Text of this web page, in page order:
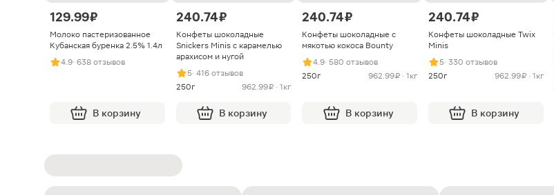
129.99 ₽
Молоко пастеризованное
Кубанская буренка 2.5% 1.4л
4.9· 638 отзывов
В корзину
240.74 ₽
Конфеты шоколадные
Snickers Minis с карамелью
арахисом и нугой
5· 416 отзывов
250г
962.99 ₽ · 1кг
В корзину
240.74 ₽
Конфеты шоколадные с
мякотью кокоса Bounty
4.9· 580 отзывов
250г
962.99 ₽ · 1кг
В корзину
240.74 ₽
Конфеты шоколадные Twix
Minis
5· 330 отзывов
250г
962.99 ₽ · 1кг
В корзину